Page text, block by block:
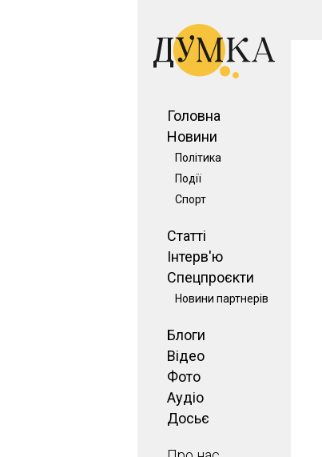
Головна
Новини
Політика
Події
Спорт
Статті
Інтерв'ю
Спецпроєкти
Новини партнерів
Блоги
Відео
Фото
Аудіо
Досьє